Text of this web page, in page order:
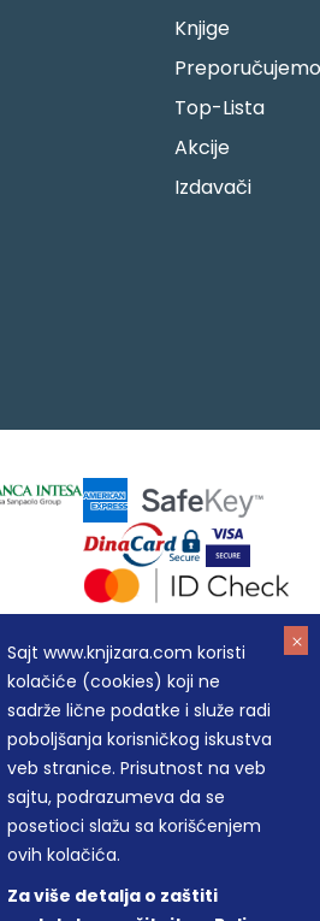
Sajt www.knjizara.com koristi
kolačiće (cookies) koji ne
sadrže lične podatke i služe radi
poboljšanja korisničkog iskustva
veb stranice. Prisutnost na veb
sajtu, podrazumeva da se
posetioci slažu sa korišćenjem
ovih kolačića.
Za više detalja o zaštiti
Knjige
Preporučujemo
Top-Lista
Akcije
Izdavači
- MAKART DOO BEOGRAD
PIB: 105184104, MB: 20337524
su u dinarima. PDV je uračunat u
što precizniji u opisu proizvoda,
ali ne možemo garantovati da su sve
Svi artikli prikazani na sajtu su
da su dostupni u svakom